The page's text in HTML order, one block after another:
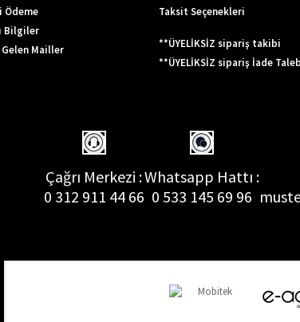
Ödeme
Bilgiler
Mailler
Taksit Seçenekleri
**ÜYELİKSİZ sipariş takibi
**ÜYELİKSİZ sipariş İade
Çağrı Merkezi :
0 312 911 44 66
Whatsapp Hattı :
0 533 145 69 96